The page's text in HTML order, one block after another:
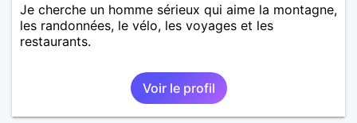
Je cherche un homme sérieux qui aime la montagne,
les randonnées, le vélo, les voyages et les
restaurants.
Voir le profil